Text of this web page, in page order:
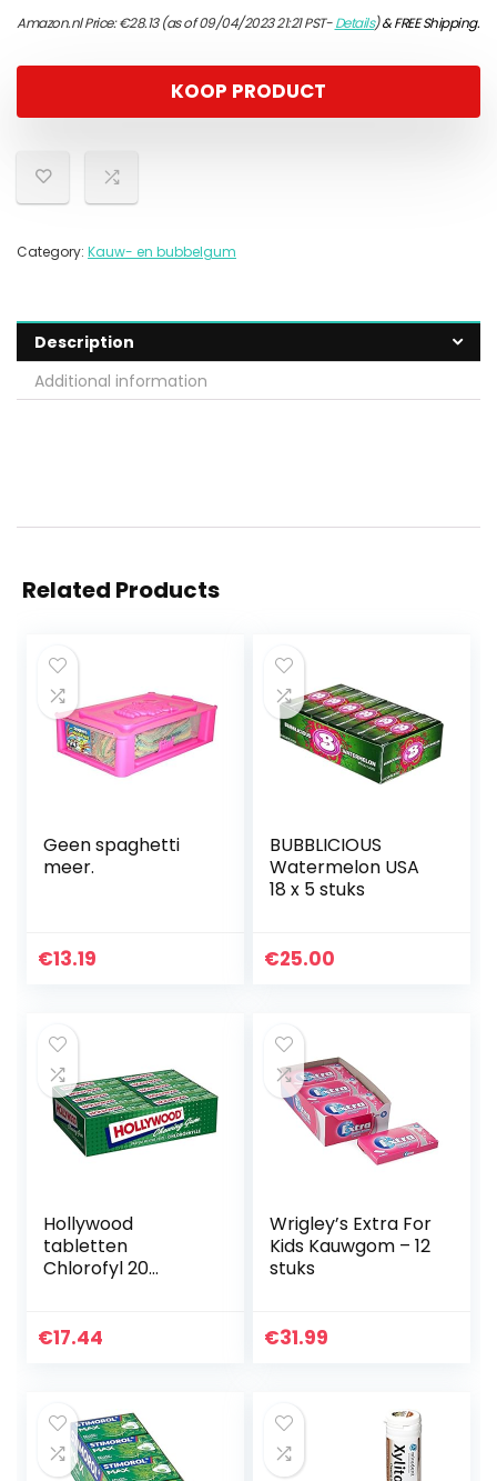
Amazon.nl Price:€28.13(as of 09/04/2023 21:21 PST-Details)&FREE Shipping.
KOOP PRODUCT
Category: Kauw- en bubbelgum
Description
Additional information
Related Products
Geen spaghetti
meer.
€13.19
BUBBLICIOUS
Watermelon USA
18 x 5 stuks
€25.00
Hollywood
tabletten
Chlorofyl 20
€17.44
Wrigley’s Extra For
Kids Kauwgom – 12
stuks
€31.99